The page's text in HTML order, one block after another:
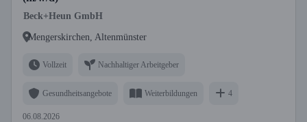
Beck+Heun GmbH
Mengerskirchen, Altenmünster
Vollzeit Nachhaltiger Arbeitgeber
Gesundheitsangebote Weiterbildungen 4
06.08.2026